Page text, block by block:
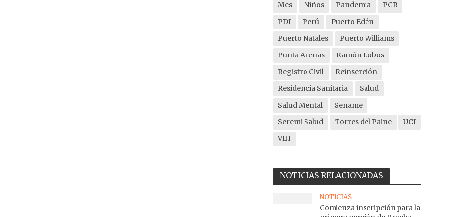
Mes
Niños Pandemia
PCR
PDI
Perú
Puerto Edén
Puerto Natales
Puerto Williams
Punta Arenas
Ramón Lobos
Registro Civil
Reinserción
Residencia Sanitaria
Salud
Salud Mental
Sename
Seremi Salud
Torres del Paine
UCI
VIH
NOTICIAS RELACIONADAS
NOTICIAS
Comienza inscripción para la